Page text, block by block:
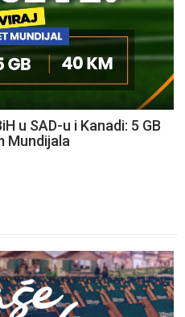
u SAD-u i Kanadi: 5 GB
Mundijala